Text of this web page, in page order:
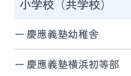
小学校（共学校）
慶應義塾幼稚舎
慶應義塾横浜初等部